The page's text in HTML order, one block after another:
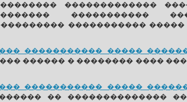
�������������
�����������
����������� �����
����������� �����
������ � �������� ����
����������� �����
�� ��������������